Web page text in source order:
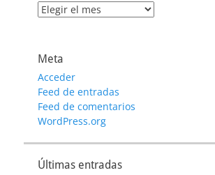
Archivo
Meta
Acceder
Feed de entradas
Feed de comentarios
WordPress.org
Últimas entradas